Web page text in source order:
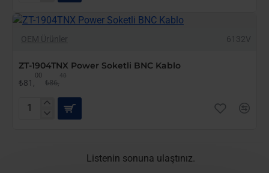
20
Power
Adet
-6%
OEM Ürünler 6132V
ZT-1904TNX Power Soketli BNC Kablo
₺81,
00
₺86,
40
Listenin sonuna ulaştınız.